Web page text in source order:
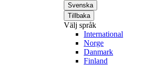
Svenska
Tillbaka
Välj språk
International
Norge
Danmark
Finland